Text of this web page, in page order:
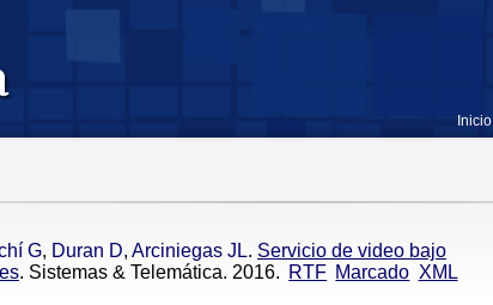
Inicio
G, Duran D, Arciniegas JL. Servicio de video bajo
. Sistemas & Telemática. 2016. RTF Marcado XML